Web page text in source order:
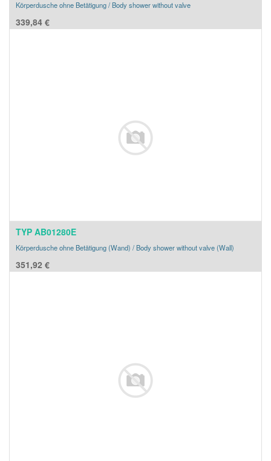
Körperdusche ohne Betätigung / Body shower without valve
339,84 €
TYP AB01280E
Körperdusche ohne Betätigung (Wand) / Body shower without valve (Wall)
351,92 €